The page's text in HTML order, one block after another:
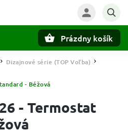
Prázdny košík
/ Dizajnové série (TOP Voľba) /
- Béžová
- Termostat